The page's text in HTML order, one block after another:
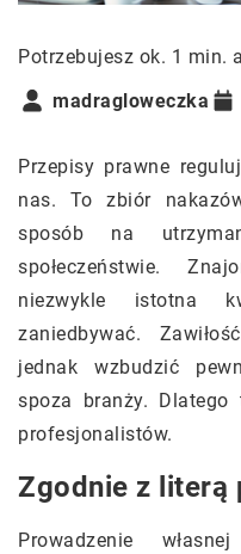
Potrzebujesz ok. 1 min.
madragloweczka
Przepisy prawne
nas. To zbiór
sposób na
społeczeństwie.
niezwykle istotna
zaniedbywać.
jednak wzbudzić
spoza branży.
profesjonalistów.
Zgodnie z literą
Prowadzenie